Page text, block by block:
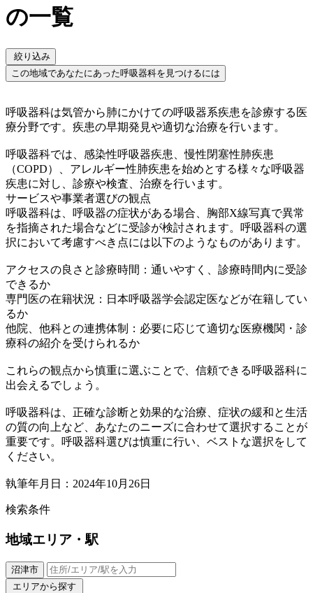
の一覧
絞り込み
この地域であなたにあった呼吸器科を見つけるには
呼吸器科は気管から肺にかけての呼吸器系疾患を診療する医
療分野です。疾患の早期発見や適切な治療を行います。
呼吸器科では、感染性呼吸器疾患、慢性閉塞性肺疾患
（COPD）、アレルギー性肺疾患を始めとする様々な呼吸器
疾患に対し、診療や検査、治療を行います。
サービスや事業者選びの観点
呼吸器科は、呼吸器の症状がある場合、胸部X線写真で異常
を指摘された場合などに受診が検討されます。呼吸器科の選
択において考慮すべき点には以下のようなものがあります。
アクセスの良さと診療時間：通いやすく、診療時間内に受診
できるか
専門医の在籍状況：日本呼吸器学会認定医などが在籍してい
るか
他院、他科との連携体制：必要に応じて適切な医療機関・診
療科の紹介を受けられるか
これらの観点から慎重に選ぶことで、信頼できる呼吸器科に
出会えるでしょう。
呼吸器科は、正確な診断と効果的な治療、症状の緩和と生活
の質の向上など、あなたのニーズに合わせて選択することが
重要です。呼吸器科選びは慎重に行い、ベストな選択をして
ください。
執筆年月日：2024年10月26日
検索条件
地域エリア・駅
沼津市
エリアから探す